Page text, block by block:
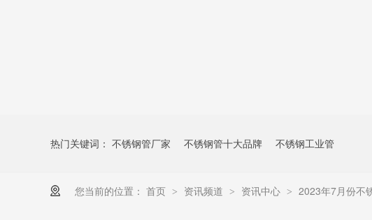
热门关键词： 不锈钢管厂家 不锈钢管十大品牌 不锈钢工业管
您当前的位置： 首页 > 资讯频道 > 资讯中心 > 2023年7月份不